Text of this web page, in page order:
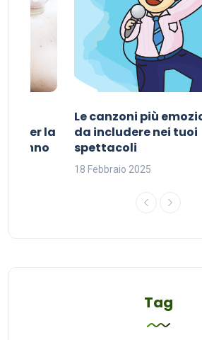
per la
sonno
Le canzoni più
da includere nei tuoi
spettacoli
18 Febbraio 2025
Tag